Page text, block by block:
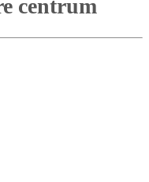
centrum